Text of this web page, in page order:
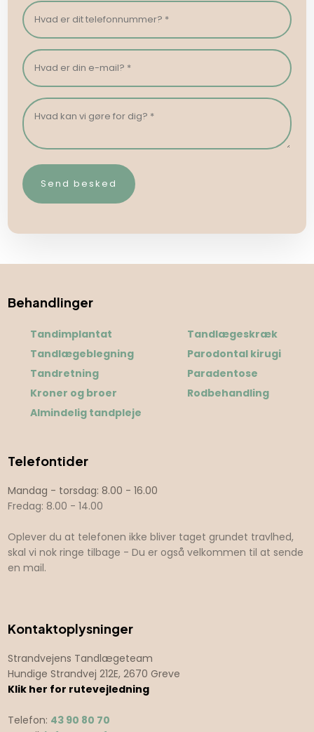
Behandlinger
Tandimplantat
Tandlægeblegning
Tandretning
Kroner og broer
Almindelig tandpleje
Tandlægeskræk
Parodontal kirugi
Paradentose
Rodbehandling
Telefontider
​​Mandag - torsdag: 8.00 - 16.00
Fredag: 8.00 - 14.00
Oplever du at telefonen ikke bliver taget grundet travlhed,
skal vi nok ringe tilbage - Du er også velkommen til at sende
en mail.
Kontaktoplysninger
Strandvejens Tandlægeteam
Hundige Strandvej 212E, 2670 Greve
Klik her for rutevejledning
Telefon: 43 90 80 70